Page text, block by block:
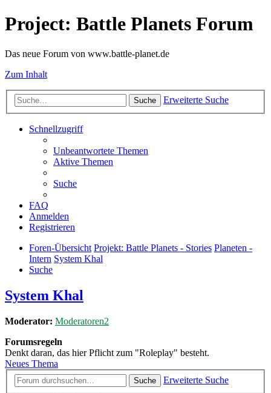
Project: Battle Planets Forum
Das neue Forum von www.battle-planet.de
Zum Inhalt
Suche Erweiterte Suche
Schnellzugriff
Unbeantwortete Themen
Aktive Themen
Suche
FAQ
Anmelden
Registrieren
Foren-Übersicht Projekt: Battle Planets - Stories Planeten -
Intern System Khal
Suche
System Khal
Moderator: Moderatoren2
Forumsregeln
Denkt daran, das hier Pflicht zum "Roleplay" besteht.
Neues Thema
Suche
Erweiterte Suche